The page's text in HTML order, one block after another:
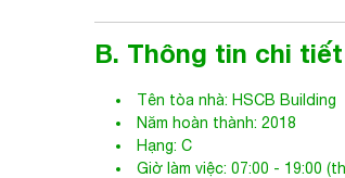
B. Thông tin chi tiết
Tên tòa nhà: HSCB Building
Năm hoàn thành: 2018
Hạng: C
Giờ làm việc: 07:00 - 19:00